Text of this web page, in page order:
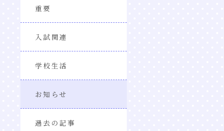
重要
入試関連
学校生活
お知らせ
過去の記事